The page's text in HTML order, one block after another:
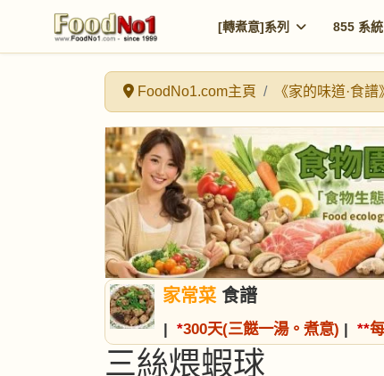
[轉煮意]系列 855 系統
FoodNo1.com主頁 《家的味道·食譜
家常菜 食譜
| *300天(三餸一湯。煮意) | **
三絲煨蝦球